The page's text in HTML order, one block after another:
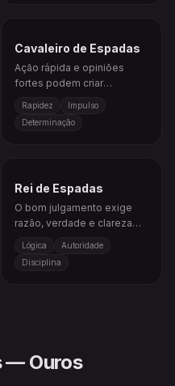
Cavaleiro de Espadas
Ação rápida e opiniões
fortes podem criar
Rapidez
Impulso
Determinação
Rei de Espadas
O bom julgamento exige
razão, verdade e clareza
mental firme.
Lógica
Autoridade
Disciplina
— Ouros